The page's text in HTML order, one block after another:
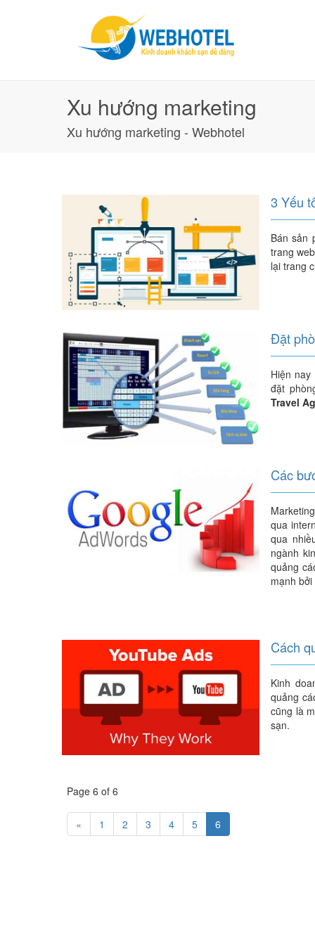
Xu hướng marketing
Xu hướng marketing - Webhotel
3 Yếu
Bán sản
trang
lại trang
Đặt
Hiện
đặt
Travel
Các
qua
qua
ngành
quảng
mạnh
Cách
Kinh
quảng
cũng là
sạn.
Page 6 of 6
« 1 2 3 4 5 6